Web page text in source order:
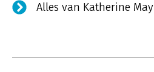
Alles van Katherine May